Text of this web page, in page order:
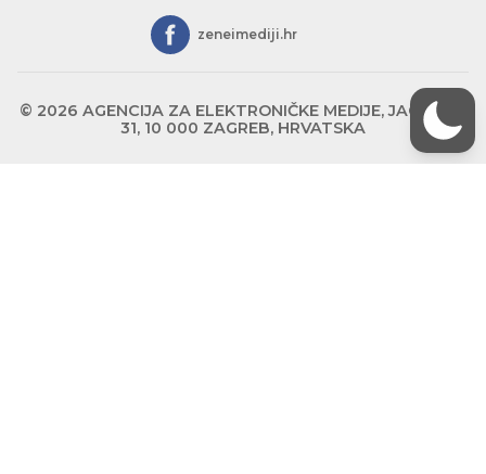
zeneimediji.hr
© 2026 AGENCIJA ZA ELEKTRONIČKE MEDIJE, JAGIĆEVA
31, 10 000 ZAGREB, HRVATSKA